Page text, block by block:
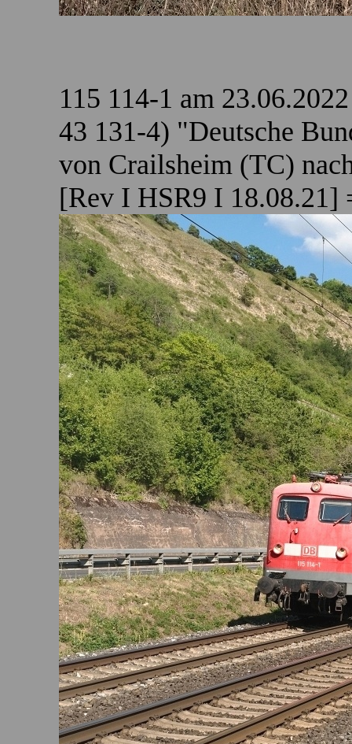
115 114-1 am
43 131-4) "Deutsche
von Crailsheim (TC)
[Rev I HSR9 I 18.08.21]